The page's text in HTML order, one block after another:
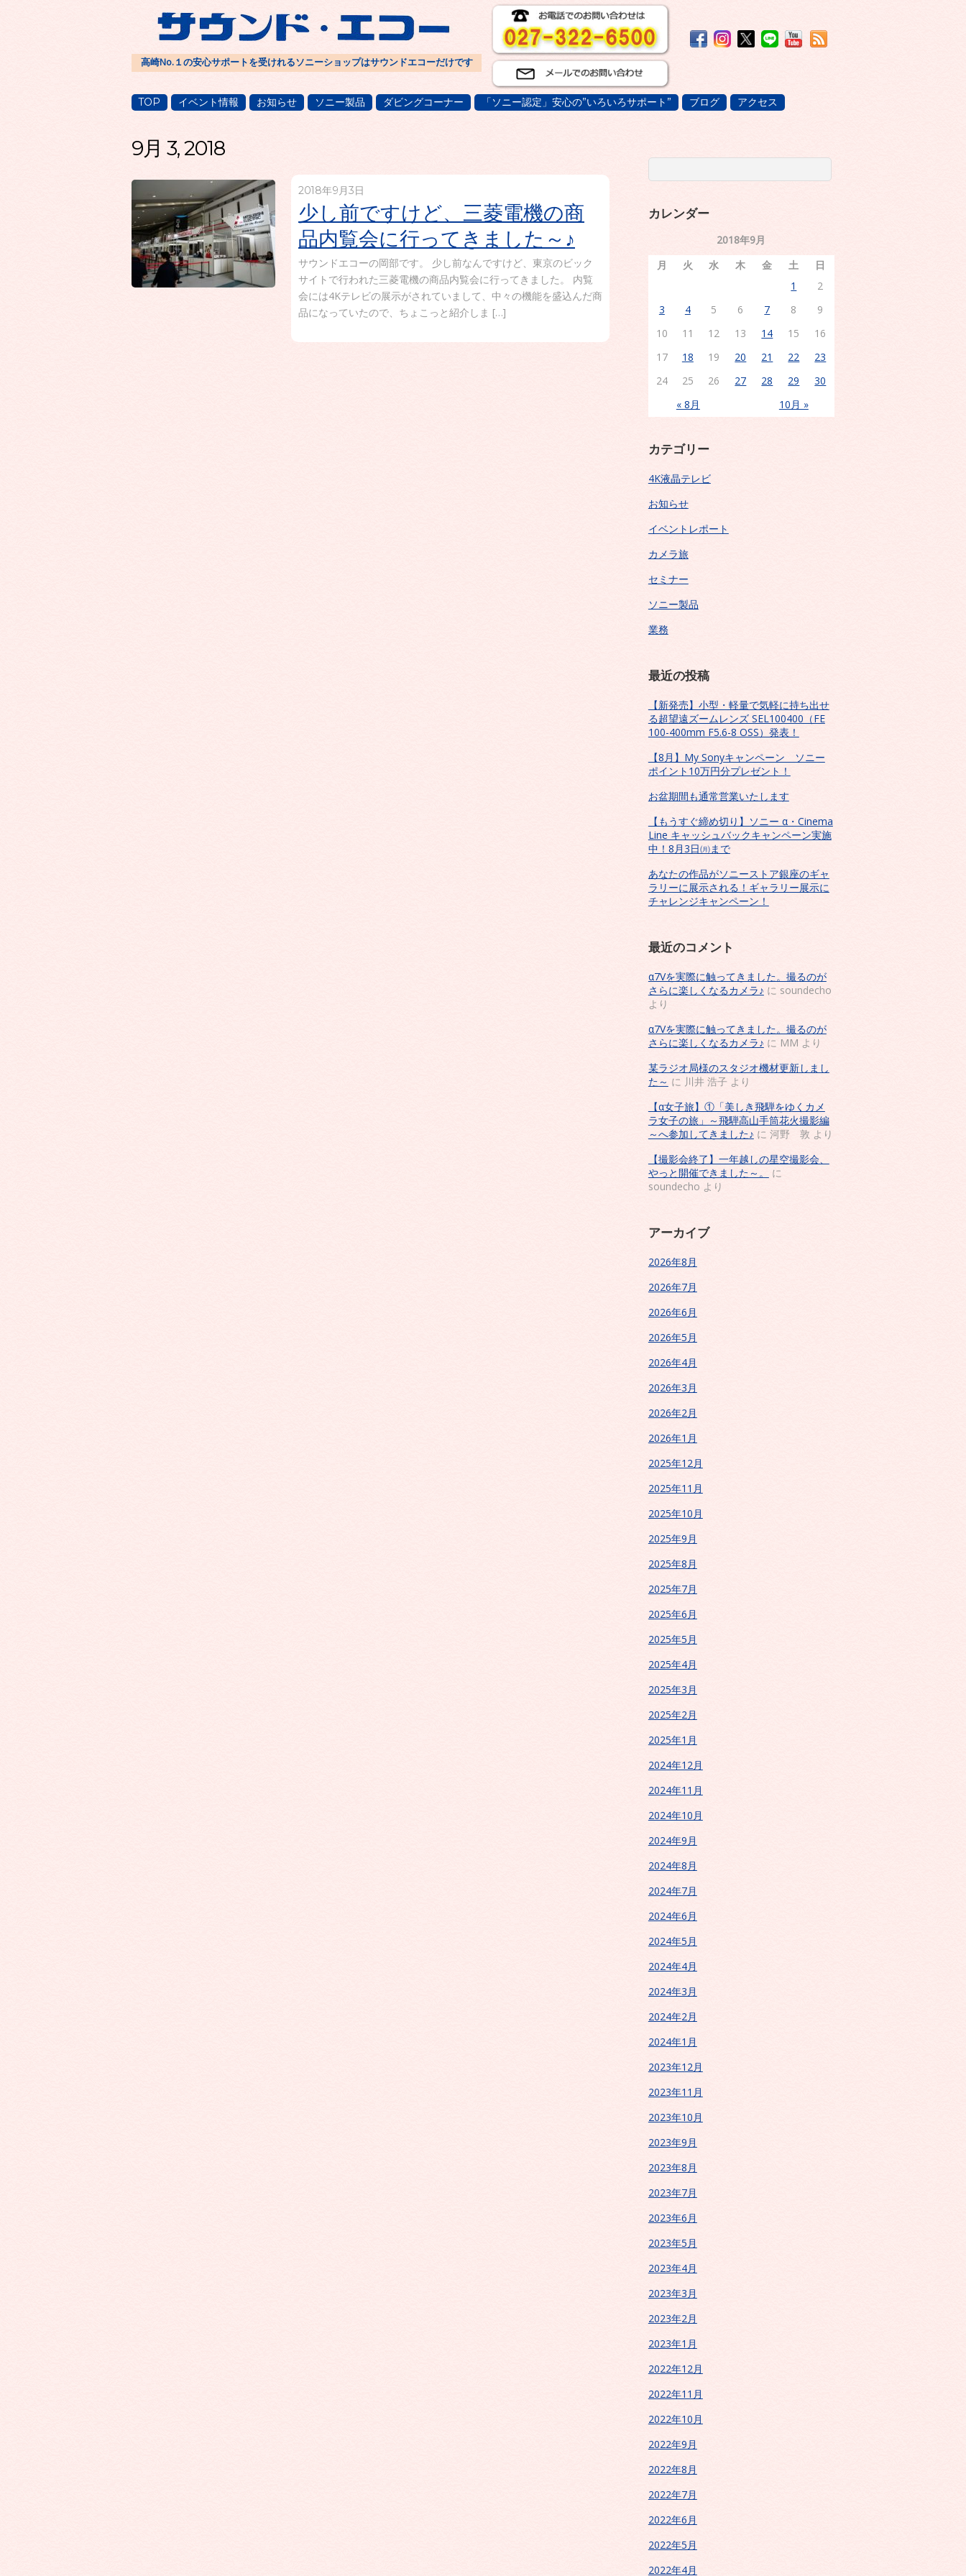
高崎No.１の安心サポートを受けれるソニーショップはサウンドエコーだけです
TOP イベント情報 お知らせ ソニー製品 ダビングコーナー 「ソニー認定」安心の”いろいろサポート” ブログ アクセス
9月 3, 2018
2018年9月3日
少し前ですけど、三菱電機の商
品内覧会に行ってきました～♪
サウンドエコーの岡部です。 少し前なんですけど、東京のビック
サイトで行われた三菱電機の商品内覧会に行ってきました。 内覧
会には4Kテレビの展示がされていまして、中々の機能を盛込んだ商
品になっていたので、ちょこっと紹介しま […]
カレンダー
2018年9月
月
火 水 木 金 土 日
« 8月 10月 »
1
2
3
4 5 6 7 8
9
10
11 12 13 14 15
16
17
18 19 20 21 22
23
24
25 26 27 28 29 30
カテゴリー
4K液晶テレビ
お知らせ
イベントレポート
カメラ旅
セミナー
ソニー製品
業務
最近の投稿
【新発売】小型・軽量で気軽に持ち出せ
る超望遠ズームレンズ SEL100400（FE
100-400mm F5.6-8 OSS）発表！
【8月】My Sonyキャンペーン ソニー
ポイント10万円分プレゼント！
お盆期間も通常営業いたします
【もうすぐ締め切り】ソニー α・Cinema
Line キャッシュバックキャンペーン実施
中！8月3日㈪まで
あなたの作品がソニーストア銀座のギャ
ラリーに展示される！ギャラリー展示に
チャレンジキャンペーン！
最近のコメント
α7Vを実際に触ってきました。撮るのが
さらに楽しくなるカメラ♪ に soundecho
より
α7Vを実際に触ってきました。撮るのが
さらに楽しくなるカメラ♪ に MM より
某ラジオ局様のスタジオ機材更新しまし
た～ に 川井 浩子 より
【α女子旅】①「美しき飛騨をゆくカメ
ラ女子の旅」～飛騨高山手筒花火撮影編
～へ参加してきました♪ に 河野 敦 より
【撮影会終了】一年越しの星空撮影会、
やっと開催できました～。
に
soundecho より
アーカイブ
2026年8月
2026年7月
2026年6月
2026年5月
2026年4月
2026年3月
2026年2月
2026年1月
2025年12月
2025年11月
2025年10月
2025年9月
2025年8月
2025年7月
2025年6月
2025年5月
2025年4月
2025年3月
2025年2月
2025年1月
2024年12月
2024年11月
2024年10月
2024年9月
2024年8月
2024年7月
2024年6月
2024年5月
2024年4月
2024年3月
2024年2月
2024年1月
2023年12月
2023年11月
2023年10月
2023年9月
2023年8月
2023年7月
2023年6月
2023年5月
2023年4月
2023年3月
2023年2月
2023年1月
2022年12月
2022年11月
2022年10月
2022年9月
2022年8月
2022年7月
2022年6月
2022年5月
2022年4月